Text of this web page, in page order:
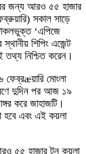
জন্য আরও ৫৫ হাজার
সকাল সাড়ে
‘এপিজে
শিপিং এজেন্ট
তথ্য নিশ্চিত করেন।
ফেব্রæয়ারি মোংলা
দুদিন পর আজ ১৯
করে জাহাজটি।
হবে এবং এই কয়লা
৫৫ হাজার টন কয়লা